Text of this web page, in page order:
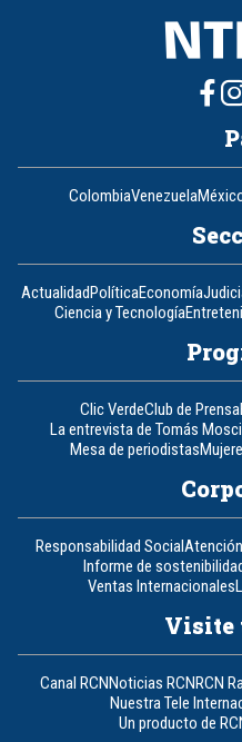
ColombiaVenezuela
ActualidadPolíticaEconomía
Ciencia y Tecnología
Clic VerdeClub de Prensa
La entrevista de Tomás
Mesa de periodistas
Responsabilidad Social
Informe de
Ventas Internacionales
Visite
Canal RCNNoticias RCNRCN
Nuestra Tele
Un producto de